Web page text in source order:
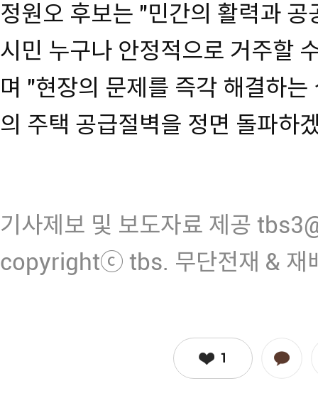
정원오 후보는 "민간의 활력과
시민 누구나 안정적으로 거주할
며 "현장의 문제를 즉각 해결하
의 주택 공급절벽을 정면 돌파하
기사제보 및 보도자료 제공
copyrightⓒ tbs. 무단전재 & 재
1